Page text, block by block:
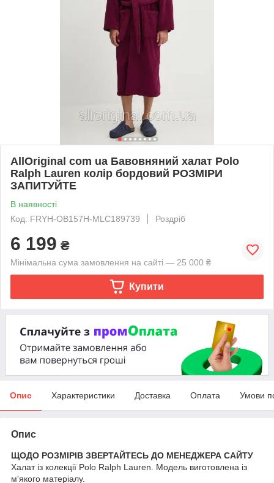
AllOriginal com ua Бавовняний халат Polo
Ralph Lauren колір бордовий РОЗМІРИ
ЗАПИТУЙТЕ
В наявності
Код: FRYH-OB157H-MLC189739
Роздріб
6 199 ₴
Мінімальна сума замовлення на сайті — 25 000 ₴
Купити
Опис Характеристики Доставка Оплата Умови
Опис
ЩОДО РОЗМІРІВ ЗВЕРТАЙТЕСЬ ДО МЕНЕДЖЕРА САЙТУ
Халат із колекції Polo Ralph Lauren. Модель виготовлена із
м'якого матеріалу.